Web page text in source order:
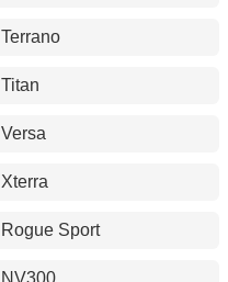
Terrano
Titan
Versa
Xterra
Rogue Sport